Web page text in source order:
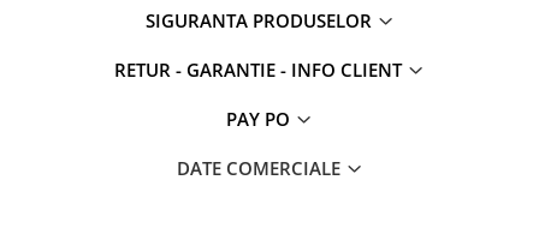
SIGURANTA PRODUSELOR
RETUR - GARANTIE - INFO CLIENT
PAY PO
DATE COMERCIALE